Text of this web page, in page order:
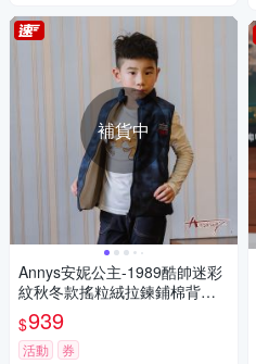
補貨中
Annys安妮公主-1989酷帥迷彩
紋秋冬款搖粒絨拉鍊鋪棉背心*
2479藍色
$939
活動 券